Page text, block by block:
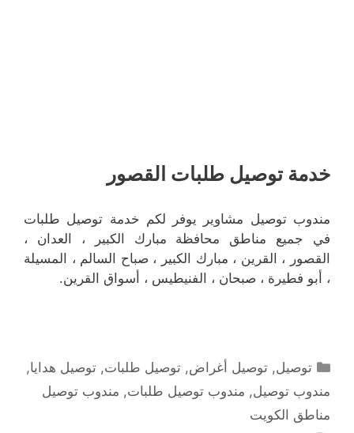
خدمة توصيل طلبات القصور
مندوب توصيل مشاوير يوفر لكم خدمة توصيل طلبات
في جميع مناطق محافظة مبارك الكبير ، العدان ،
القصور ، القرين ، مبارك الكبير ، صباح السالم ، المسيلة
، أبو فطيرة ، صبحان ، الفنيطيس ، أسواق القرين.
التصنيفات
توصيل,توصيل أغراض,توصيل طلبات,توصيل هدايا,
مندوب توصيل, مندوب توصيل طلبات, مندوب توصيل
مناطق الكويت